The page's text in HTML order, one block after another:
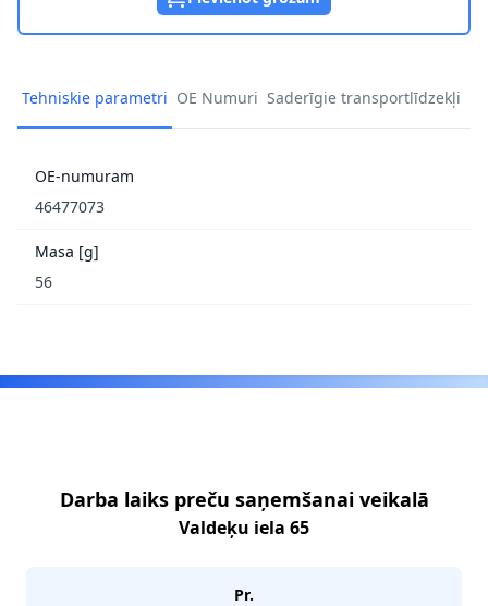
Tehniskie parametri OE Numuri Saderīgie transportlīdzekļi
OE-numuram
46477073
Masa [g]
56
Darba laiks preču saņemšanai veikalā
Valdeķu iela 65
Pr.